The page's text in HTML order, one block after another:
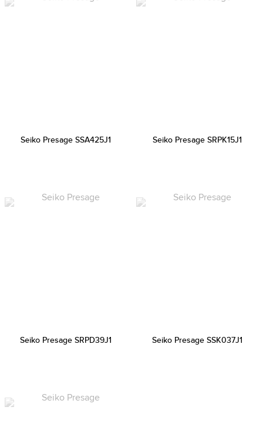
Seiko Presage SSA425J1 Seiko Presage SRPK15J1
Seiko Presage SRPD39J1 Seiko Presage SSK037J1